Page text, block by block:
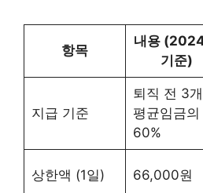
항목
내용
기준)
지급 기준
퇴직 전 3
평균임금의
60%
상한액 (1일) 66,000원